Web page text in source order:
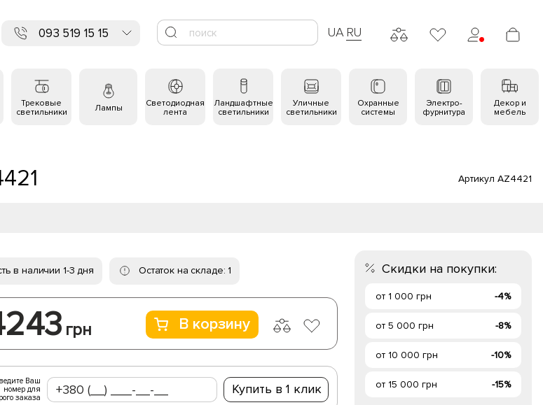
093 519 15 15 UA RU
Трековые
светильники
Лампы
Светодиодная
лента
Ландшафтные
светильники
Уличные
светильники
Охранные
системы
Электро-
фурнитура
Декор и
мебель
Артикул AZ4421
в наличии 1-3 дня Остаток на складе: 1
грн В корзину
Ваш
номер для
заказа
Купить в 1 клик
Скидки на покупки:
от 1 000 грн -4%
от 5 000 грн -8%
от 10 000 грн -10%
от 15 000 грн -15%